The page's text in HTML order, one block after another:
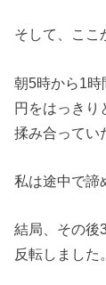
そして、ここ
朝5時から1
円をはっきり
揉み合ってい
私は途中で諦
結局、その後
反転しました。